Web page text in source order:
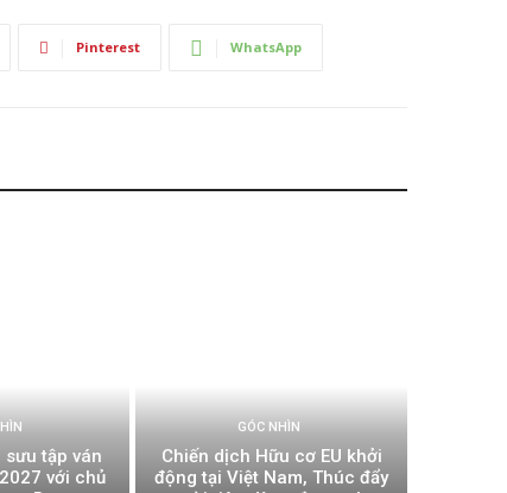
Pinterest WhatsApp
sưu tập ván
với chủ
GÓC NHÌN
Chiến dịch Hữu cơ EU khởi
động tại Việt Nam, Thúc đẩy